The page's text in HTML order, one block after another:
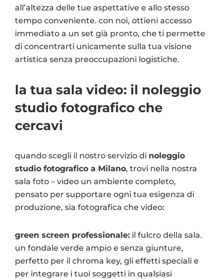
all’altezza delle tue aspettative e allo stesso
tempo conveniente. con noi, ottieni accesso
immediato a un set già pronto, che ti permette
di concentrarti unicamente sulla tua visione
artistica senza preoccupazioni logistiche.
la tua sala video: il noleggio
studio fotografico che
cercavi
quando scegli il nostro servizio di noleggio
studio fotografico a Milano, trovi nella nostra
sala foto – video un ambiente completo,
pensato per supportare ogni tua esigenza di
produzione, sia fotografica che video:
green screen professionale: il fulcro della sala.
un fondale verde ampio e senza giunture,
perfetto per il chroma key, gli effetti speciali e
per integrare i tuoi soggetti in qualsiasi